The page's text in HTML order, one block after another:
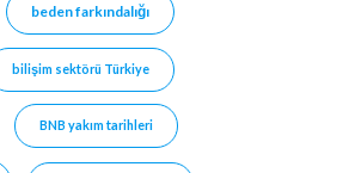
beden farkındalığı
bilişim sektörü Türkiye
BNB yakım tarihleri